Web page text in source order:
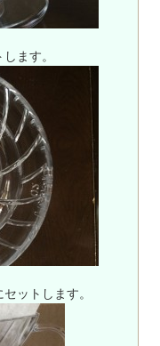
ます。
ットします。